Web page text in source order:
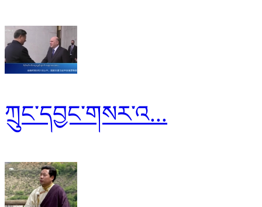
ཀྲུང་དབྱང་གསར་འ...